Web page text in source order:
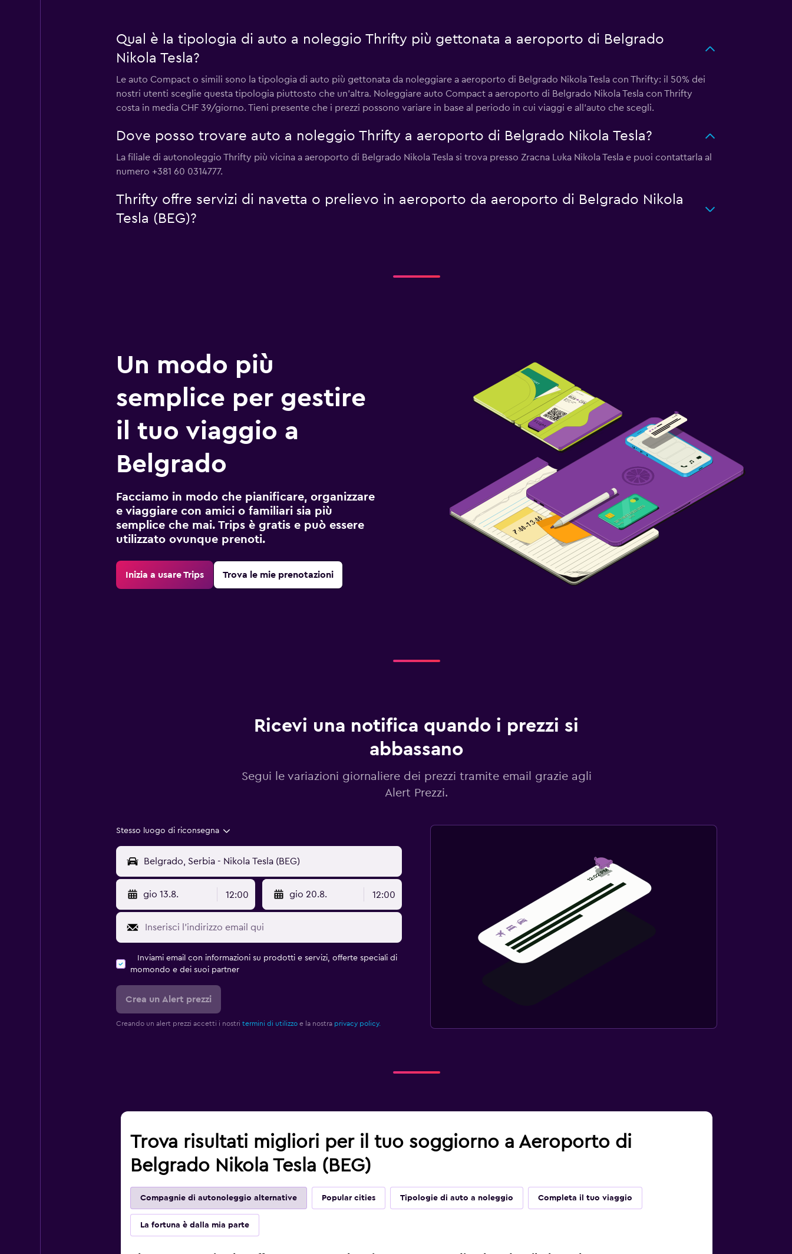
Qual è la tipologia di auto a noleggio Thrifty più gettonata a aeroporto di Belgrado
Nikola Tesla?
Le auto Compact o simili sono la tipologia di auto più gettonata da noleggiare a aeroporto di Belgrado Nikola Tesla con Thrifty: il 50% dei
nostri utenti sceglie questa tipologia piuttosto che un'altra. Noleggiare auto Compact a aeroporto di Belgrado Nikola Tesla con Thrifty
costa in media CHF 39/giorno. Tieni presente che i prezzi possono variare in base al periodo in cui viaggi e all'auto che scegli.
Dove posso trovare auto a noleggio Thrifty a aeroporto di Belgrado Nikola Tesla?
La filiale di autonoleggio Thrifty più vicina a aeroporto di Belgrado Nikola Tesla si trova presso Zracna Luka Nikola Tesla e puoi contattarla al
numero +381 60 0314777.
Thrifty offre servizi di navetta o prelievo in aeroporto da aeroporto di Belgrado Nikola
Tesla (BEG)?
Un modo più
semplice per gestire
il tuo viaggio a
Belgrado
Facciamo in modo che pianificare, organizzare
e viaggiare con amici o familiari sia più
semplice che mai. Trips è gratis e può essere
utilizzato ovunque prenoti.
Inizia a usare Trips Trova le mie prenotazioni
Ricevi una notifica quando i prezzi si
abbassano
Segui le variazioni giornaliere dei prezzi tramite email grazie agli
Alert Prezzi.
Stesso luogo di riconsegna
gio 13.8. 12:00 gio 20.8. 12:00
Inviami email con informazioni su prodotti e servizi, offerte speciali di
momondo e dei suoi partner
Crea un Alert prezzi
Creando un alert prezzi accetti i nostri termini di utilizzoe la nostra privacy policy.
Trova risultati migliori per il tuo soggiorno a Aeroporto di
Belgrado Nikola Tesla (BEG)
Compagnie di autonoleggio alternative Popular cities Tipologie di auto a noleggio Completa il tuo viaggio
La fortuna è dalla mia parte